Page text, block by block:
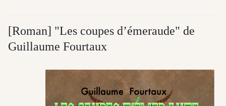
[Roman] "Les coupes d’émeraude" de
Guillaume Fourtaux